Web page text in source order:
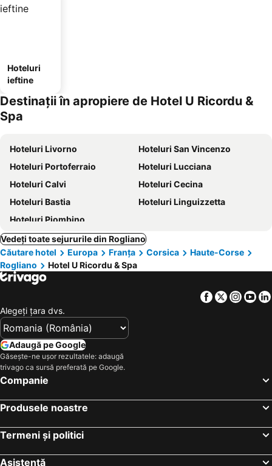
Hoteluri
ieftine
Destinații în apropiere de Hotel U Ricordu &
Spa
Hoteluri Livorno
Hoteluri San Vincenzo
Hoteluri Portoferraio
Hoteluri Lucciana
Hoteluri Calvi
Hoteluri Cecina
Hoteluri Bastia
Hoteluri Linguizzetta
Hoteluri Piombino
Vedeți toate sejururile din Rogliano
Căutare hotel
Europa Franţa Corsica
Haute-Corse
Rogliano
Hotel U Ricordu & Spa
Facebook
Twitter
Alegeţi ţara dvs.
Adaugă pe Google
Găsește-ne ușor rezultatele: adaugă
trivago ca sursă preferată pe Google.
Companie
Produsele noastre
Termeni și politici
Asistență